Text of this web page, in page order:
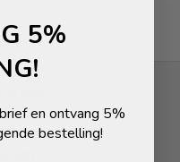
5%
en ontvang 5%
bestelling!